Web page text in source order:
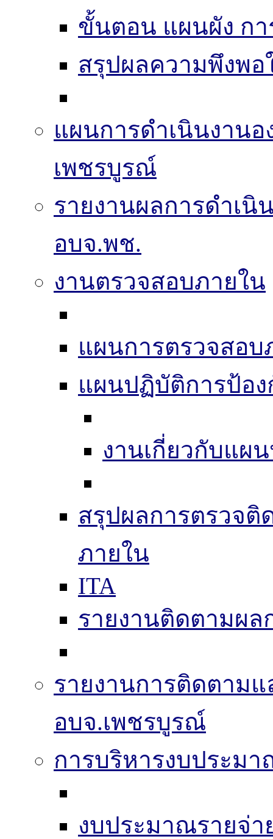
ขั้นตอน แผนผัง ก
สรุปผลความพึงพอ
แผนการดำเนินงาน
เพชรบูรณ์
รายงานผลการดำเ
อบจ.พช.
งานตรวจสอบภายใน
แผนการตรวจสอบ
แผนปฏิบัติการป้อ
งานเกี่ยวกับแผ
สรุปผลการตรวจติ
ภายใน
ITA
รายงานติดตามผ
รายงานการติดตาม
อบจ.เพชรบูรณ์
การบริหารงบประม
งบประมาณรายจ่า